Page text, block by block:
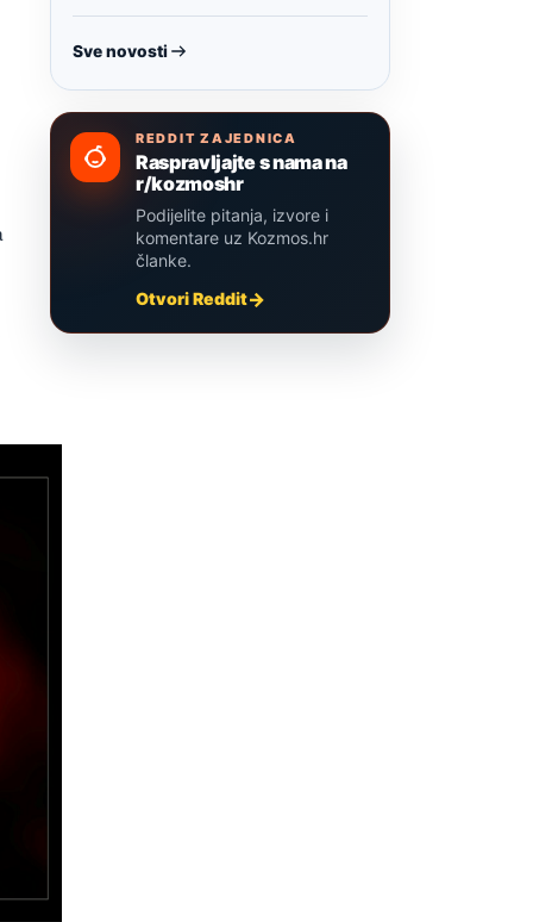
Sve novosti
REDDIT ZAJEDNICA
Raspravljajte s nama na
r/kozmoshr
Podijelite pitanja, izvore i
komentare uz Kozmos.hr
članke.
Otvori Reddit